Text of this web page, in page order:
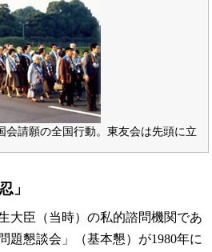
会請願の全国行動。東友会は先頭に立
」
大臣（当時）の私的諮問機関であ
題懇談会」（基本懇）が1980年に